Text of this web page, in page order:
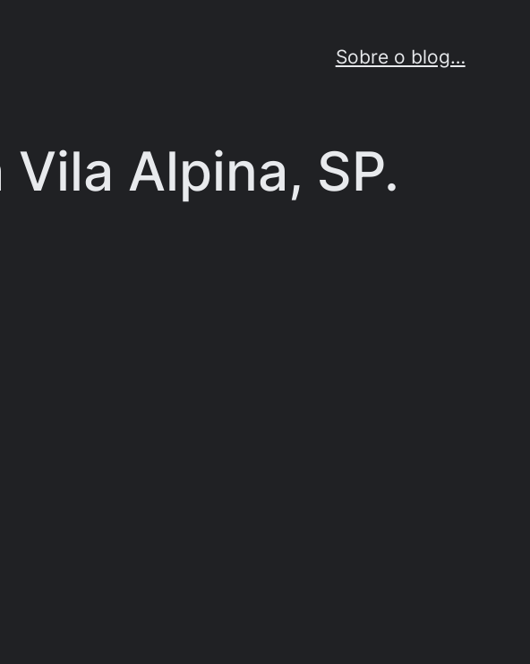
Sobre o blog…
Alpina, SP.